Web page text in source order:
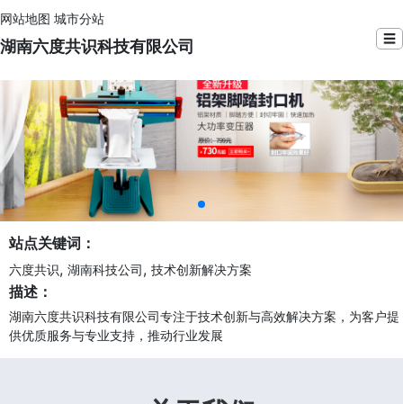
网站地图 城市分站
湖南六度共识科技有限公司 ☰
站点关键词：
六度共识, 湖南科技公司, 技术创新解决方案
描述：
湖南六度共识科技有限公司专注于技术创新与高效解决方案，为客户提
供优质服务与专业支持，推动行业发展